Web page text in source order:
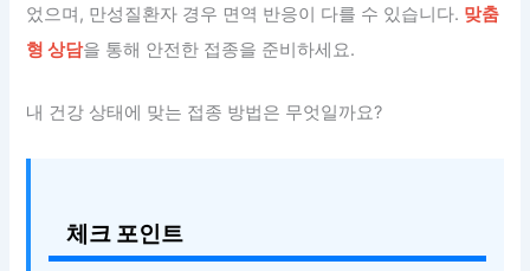
었으며, 만성질환자 경우 면역 반응이 다를 수 있습니다. 맞춤
형 상담을 통해 안전한 접종을 준비하세요.
내 건강 상태에 맞는 접종 방법은 무엇일까요?
체크 포인트